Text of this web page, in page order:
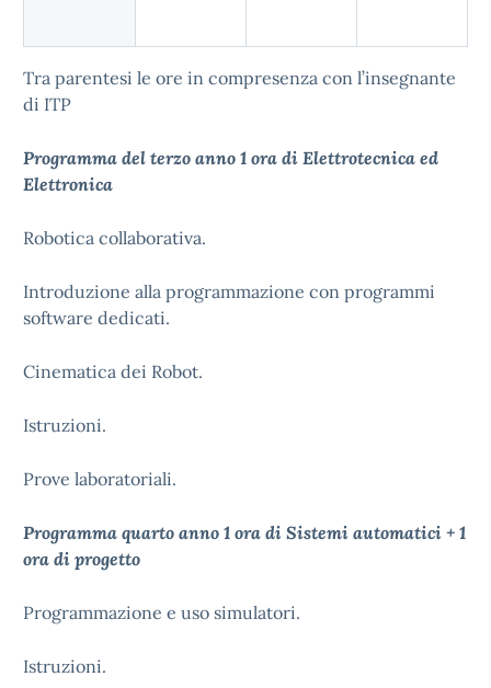
Tra parentesi le ore in compresenza con l’insegnante
di ITP
Programma del terzo anno 1 ora di Elettrotecnica ed
Elettronica
Robotica collaborativa.
Introduzione alla programmazione con programmi
software dedicati.
Cinematica dei Robot.
Istruzioni.
Prove laboratoriali.
Programma quarto anno 1 ora di Sistemi automatici + 1
ora di progetto
Programmazione e uso simulatori.
Istruzioni.